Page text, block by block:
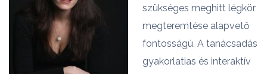
szükséges meghitt légkör
megteremtése alapvető
fontosságú. A tanácsadás
gyakorlatias és interaktív